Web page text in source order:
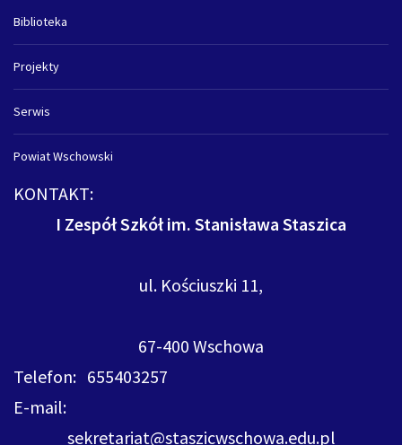
Biblioteka
Projekty
Serwis
Powiat Wschowski
KONTAKT:
I Zespół Szkół im. Stanisława Staszica
ul. Kościuszki 11,
67-400 Wschowa
Telefon: 655403257
E-mail:
sekretariat@staszicwschowa.edu.pl